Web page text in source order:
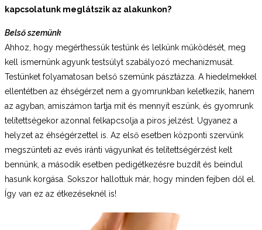
kapcsolatunk meglátszik az alakunkon?
Belső szemünk
Ahhoz, hogy megérthessük testünk és lelkünk működését, meg
kell ismernünk agyunk testsúlyt szabályozó mechanizmusát.
Testünket folyamatosan belső szemünk pásztázza. A hiedelmekkel
ellentétben az éhségérzet nem a gyomrunkban keletkezik, hanem
az agyban, amiszámon tartja mit és mennyit eszünk, és gyomrunk
telítettségekor azonnal felkapcsolja a piros jelzést. Ugyanez a
helyzet az éhségérzettel is. Az első esetben központi szervünk
megszünteti az evés iránti vágyunkat és telítettségérzést kelt
bennünk, a második esetben pedigétkezésre buzdít és beindul
hasunk korgása. Sokszor hallottuk már, hogy minden fejben dől el.
Így van ez az étkezéseknél is!